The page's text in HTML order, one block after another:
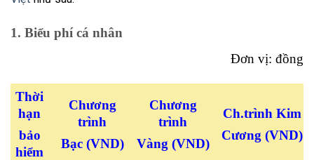
1. Biểu phí cá nhân
Đơn vị: đồng
Thời
hạn
bảo
hiểm
Chương
trình
Bạc (VND)
Chương
trình
Vàng (VND)
Ch.trình Kim
Cương (VND)